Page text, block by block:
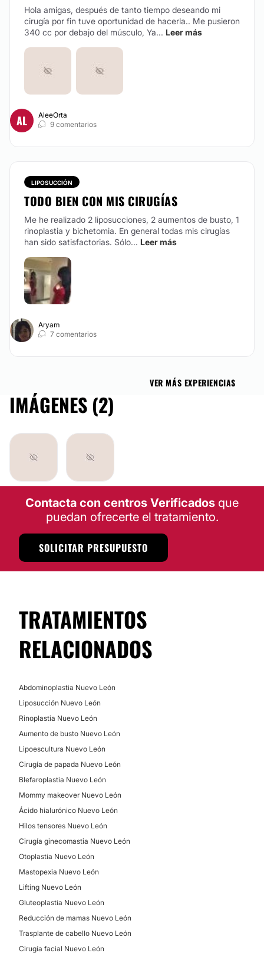
Hola amigas, después de tanto tiempo deseando mi
cirugía por fin tuve oportunidad de hacerla.. Me pusieron
340 cc por debajo del músculo, Ya... Leer más
AL
AleeOrta
9 comentarios
LIPOSUCCIÓN
TODO BIEN CON MIS CIRUGÍAS
Me he realizado 2 liposucciones, 2 aumentos de busto, 1
rinoplastia y bichetomia. En general todas mis cirugías
han sido satisfactorias. Sólo... Leer más
Aryam
7 comentarios
VER MÁS EXPERIENCIAS
IMÁGENES (2)
Contacta con centros Verificados que
puedan ofrecerte el tratamiento.
SOLICITAR PRESUPUESTO
TRATAMIENTOS
RELACIONADOS
Abdominoplastia Nuevo León
Liposucción Nuevo León
Rinoplastia Nuevo León
Aumento de busto Nuevo León
Lipoescultura Nuevo León
Cirugía de papada Nuevo León
Blefaroplastia Nuevo León
Mommy makeover Nuevo León
Ácido hialurónico Nuevo León
Hilos tensores Nuevo León
Cirugía ginecomastia Nuevo León
Otoplastia Nuevo León
Mastopexia Nuevo León
Lifting Nuevo León
Gluteoplastia Nuevo León
Reducción de mamas Nuevo León
Trasplante de cabello Nuevo León
Cirugía facial Nuevo León